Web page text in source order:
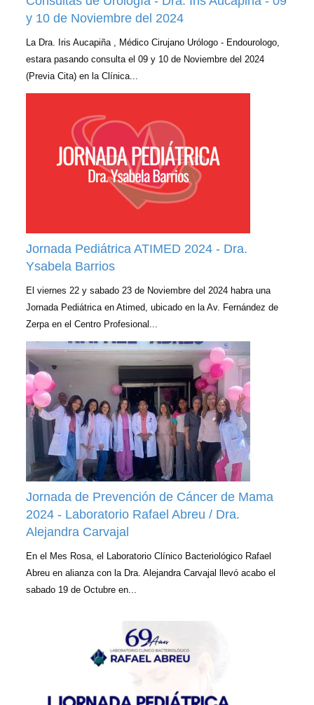
y 10 de Noviembre del 2024
La Dra. Iris Aucapiña , Médico Cirujano Urólogo - Endourologo,
estara pasando consulta el 09 y 10 de Noviembre del 2024
(Previa Cita) en la Clínica...
Jornada Pediátrica ATIMED 2024 - Dra.
Ysabela Barrios
El viernes 22 y sabado 23 de Noviembre del 2024 habra una
Jornada Pediátrica en Atimed, ubicado en la Av. Fernández de
Zerpa en el Centro Profesional...
Jornada de Prevención de Cáncer de Mama
2024 - Laboratorio Rafael Abreu / Dra.
Alejandra Carvajal
En el Mes Rosa, el Laboratorio Clínico Bacteriológico Rafael
Abreu en alianza con la Dra. Alejandra Carvajal llevó acabo el
sabado 19 de Octubre en...